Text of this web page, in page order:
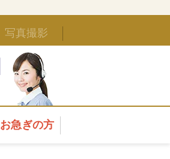
写真撮影
お急ぎの方